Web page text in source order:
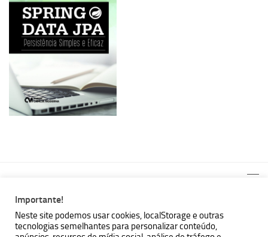
MBallem | Programando com Java © 2026. Todos Direitos
Importante!
Neste site podemos usar cookies, localStorage e outras
tecnologias semelhantes para personalizar conteúdo,